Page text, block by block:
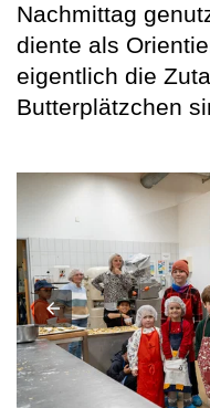
Nachmittag
diente als
eigentlich die
Butterplätzchen